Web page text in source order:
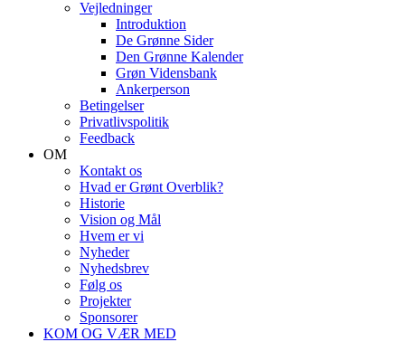
Vejledninger
Introduktion
De Grønne Sider
Den Grønne Kalender
Grøn Vidensbank
Ankerperson
Betingelser
Privatlivspolitik
Feedback
OM
Kontakt os
Hvad er Grønt Overblik?
Historie
Vision og Mål
Hvem er vi
Nyheder
Nyhedsbrev
Følg os
Projekter
Sponsorer
KOM OG VÆR MED